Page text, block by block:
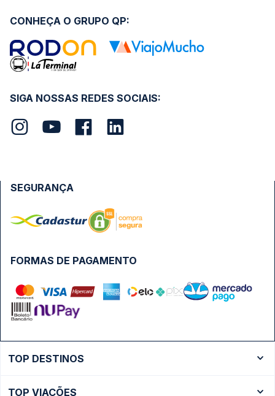
SIGA NOSSAS REDES SOCIAIS:
CONHEÇA O GRUPO QP:
FORMAS DE PAGAMENTO
SEGURANÇA
TOP DESTINOS
TOP VIAÇÕES